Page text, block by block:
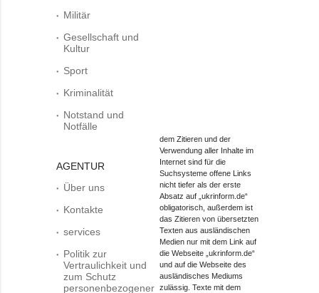
Militär
Gesellschaft und
Kultur
Sport
Kriminalität
Notstand und
Notfälle
AGENTUR
Über uns
Kontakte
services
Politik zur
Vertraulichkeit und
zum Schutz
personenbezogener
dem Zitieren und der
Verwendung aller Inhalte im
Internet sind für die
Suchsysteme offene Links
nicht tiefer als der erste
Absatz auf „ukrinform.de“
obligatorisch, außerdem ist
das Zitieren von übersetzten
Texten aus ausländischen
Medien nur mit dem Link auf
die Webseite „ukrinform.de“
und auf die Webseite des
ausländisches Mediums
zulässig. Texte mit dem